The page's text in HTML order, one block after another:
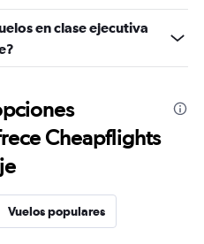
en clase ejecutiva
Cheapflights
Vuelos populares